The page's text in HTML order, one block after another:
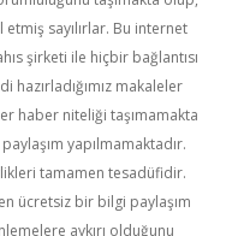
sayılırlar. Bu internet
şirketi ile hiçbir bağlantısı
hazırladığımız makaleler
haber niteliği taşımamakta
yapılmamaktadır.
tamamen tesadüfidir.
ücretsiz bir bilgi paylaşım
aykırı olduğunu